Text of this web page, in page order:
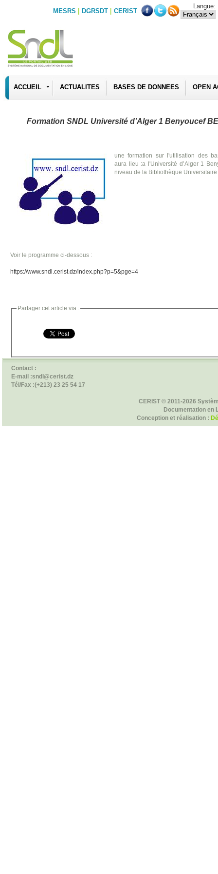
MESRS | DGRSDT | CERIST
Langue:
ACCUEIL ACTUALITES BASES DE DONNEES OPEN
Formation SNDL Université d’Alger 1 Benyoucef
une formation sur l'utilisation des
aura lieu :a l'Université d’Alger 1
niveau de la Bibliothèque
Voir le programme ci-dessous :
https://www.sndl.cerist.dz/index.php?p=5&pge=4
Partager cet article via :
Contact :
E-mail :sndl@cerist.dz
Tél/Fax :(+213) 23 25 54 17
CERIST © 2011-2026
Documentation en
Conception et réalisation :